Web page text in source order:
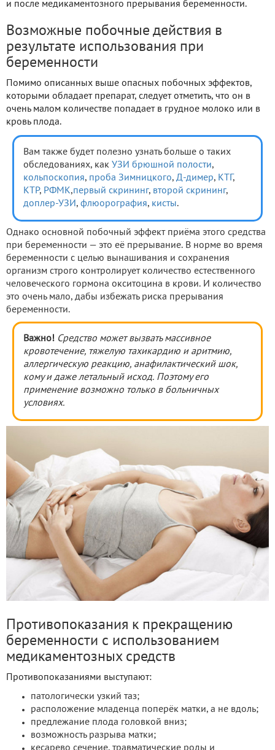
и после медикаментозного прерывания беременности.
Возможные побочные действия в
результате использования при
беременности
Помимо описанных выше опасных побочных эффектов,
которыми обладает препарат, следует отметить, что он в
очень малом количестве попадает в грудное молоко или в
кровь плода.
Вам также будет полезно узнать больше о таких
обследованиях, как УЗИ брюшной полости,
кольпоскопия, проба Зимницкого, Д-димер, КТГ ,
КТР, РФМК,первый скрининг, второй скрининг,
доплер-УЗИ , флюорография, кисты.
Однако основной побочный эффект приёма этого средства
при беременности — это её прерывание. В норме во время
беременности с целью вынашивания и сохранения
организм строго контролирует количество естественного
человеческого гормона окситоцина в крови. И количество
это очень мало, дабы избежать риска прерывания
беременности.
Важно! Средство может вызвать массивное
кровотечение, тяжелую тахикардию и аритмию,
аллергическую реакцию, анафилактический шок,
кому и даже летальный исход. Поэтому его
применение возможно только в больничных
условиях.
Противопоказания к прекращению
беременности с использованием
медикаментозных средств
Противопоказаниями выступают:
патологически узкий таз;
расположение младенца поперёк матки, а не вдоль;
предлежание плода головкой вниз;
возможность разрыва матки;
кесарево сечение, травматические роды и